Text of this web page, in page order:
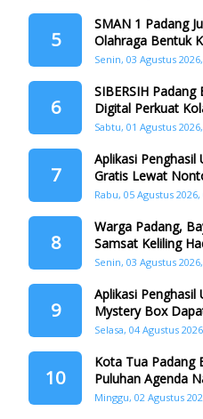
5
SMAN 1 Padang
Olahraga Bentuk
Senin, 03 Agustus
6
SIBERSIH
Digital Perkuat
Pemerintah Atasi
Sabtu, 01 Agustus
7
Aplikasi Penghasil
Gratis Lewat
Rabu, 05 Agustus 2026,
8
Warga Padang,
Samsat Keliling
Tangah
Senin, 03 Agustus
9
Aplikasi Penghasil
Mystery Box
Selasa, 04 Agustus
10
Kota Tua Padang
Puluhan Agenda
Siap Digelar
Minggu, 02 Agustus